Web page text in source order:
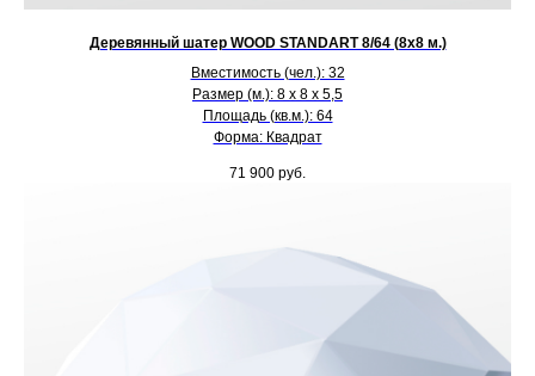
Деревянный шатер WOOD STANDART 8/64 (8х8 м.)
Вместимость (чел.): 32
Размер (м.): 8 х 8 х 5,5
Площадь (кв.м.): 64
Форма: Квадрат
71 900 руб.